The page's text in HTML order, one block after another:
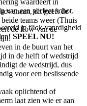
van een perfect schot.
je flick-vaardigheid
SPEEL NU!
dit geeft de
teams weer (Thuis
de flow van de
in de buurt van het
in de helft of wedstrijd
de wedstrijd, dus
voor een beslissende
oplichtend of
laat zien wie er aan